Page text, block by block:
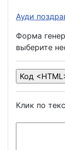
Ауди
Форма
выберите
Клик по